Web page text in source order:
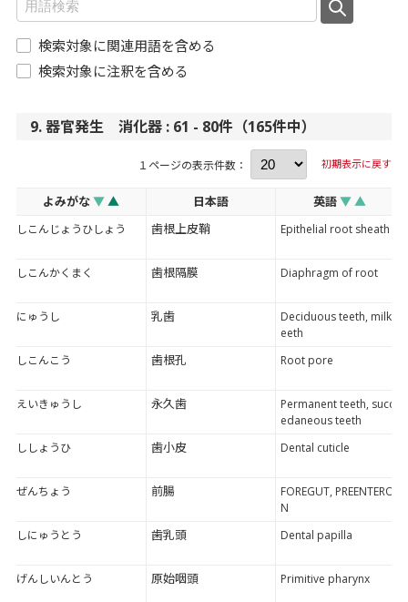
検索対象に関連用語を含める
検索対象に注釈を含める
9. 器官発生 消化器 : 61 - 80件（165件中）
１ページの表示件数： 初期表示に戻す
よみがな▼ ▲ 日本語 英語▼ ▲
しこんじょうひしょう 歯根上皮鞘 Epithelial root sheath
しこんかくまく 歯根隔膜 Diaphragm of root
にゅうし 乳歯
Deciduous teeth, milk t
eeth
しこんこう
歯根孔 Root pore
えいきゅうし 永久歯
Permanent teeth, succ
edaneous teeth
ししょうひ
歯小皮 Dental cuticle
ぜんちょう 前腸
FOREGUT, PREENTERO
N
しにゅうとう
歯乳頭 Dental papilla
げんしいんとう 原始咽頭 Primitive pharynx